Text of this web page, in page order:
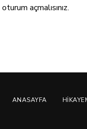
oturum açmalısınız.
ANASAYFA